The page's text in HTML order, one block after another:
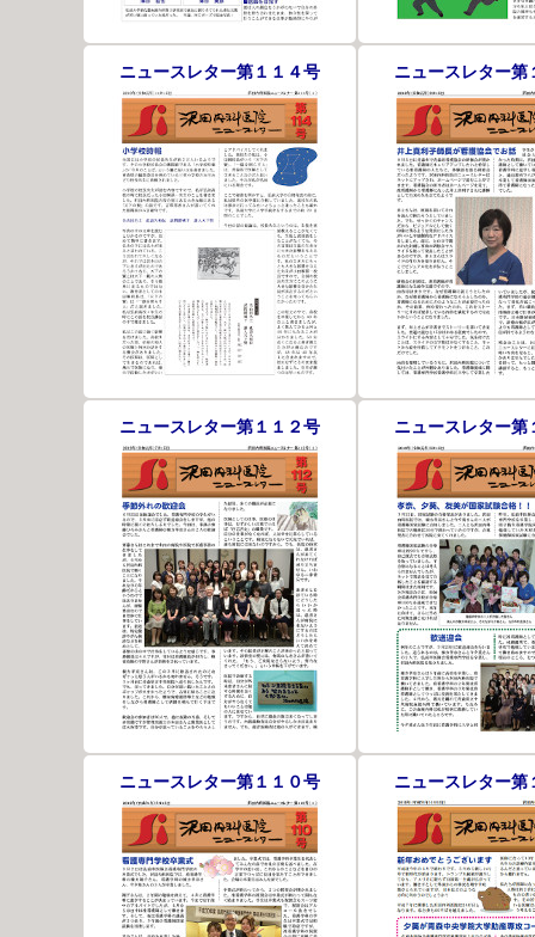
ニュースレター第１１４号 ニュースレター第
ニュースレター第１１２号 ニュースレター第
ニュースレター第１１０号 ニュースレター第